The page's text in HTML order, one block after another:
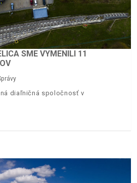
SME VYMENILI 11
diaľničná spoločnosť v